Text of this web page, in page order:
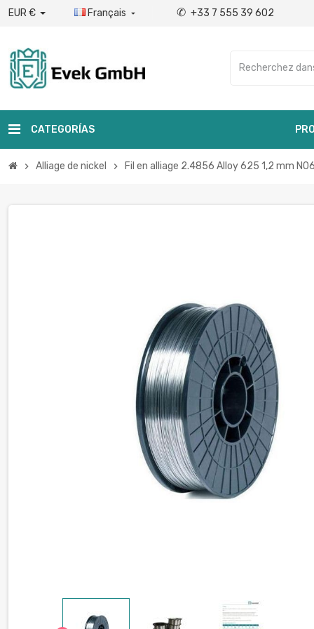
EUR € Français  ✆ +33 7 555 39 602
CATEGORÍAS
chevron_right Alliage de nickel chevron_right Fil en alliage 2.4856 Alloy 625 1,2 mm